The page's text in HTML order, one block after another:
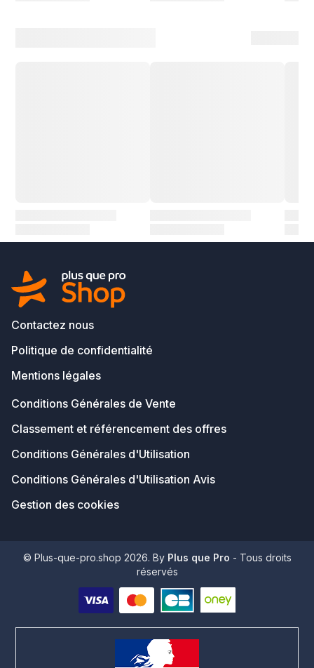
Contactez nous
Politique de confidentialité
Mentions légales
Conditions Générales de Vente
Classement et référencement des offres
Conditions Générales d'Utilisation
Conditions Générales d'Utilisation Avis
Gestion des cookies
© Plus-que-pro.shop 2026. By Plus que Pro - Tous droits
réservés